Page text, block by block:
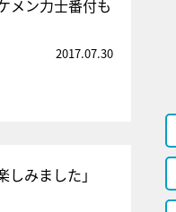
メン力士番付も
2017.07.30
みました」